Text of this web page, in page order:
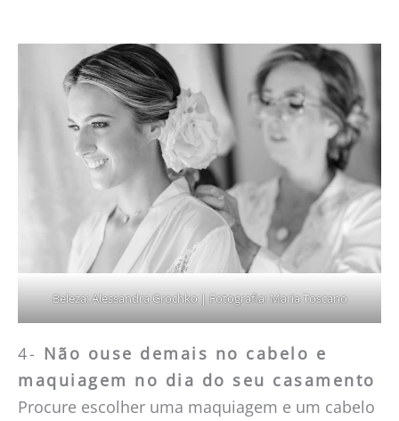
Beleza: Alessandra Grochko | Fotografia: Maria Toscano
4- Não ouse demais no cabelo e
maquiagem no dia do seu casamento
Procure escolher uma maquiagem e um cabelo